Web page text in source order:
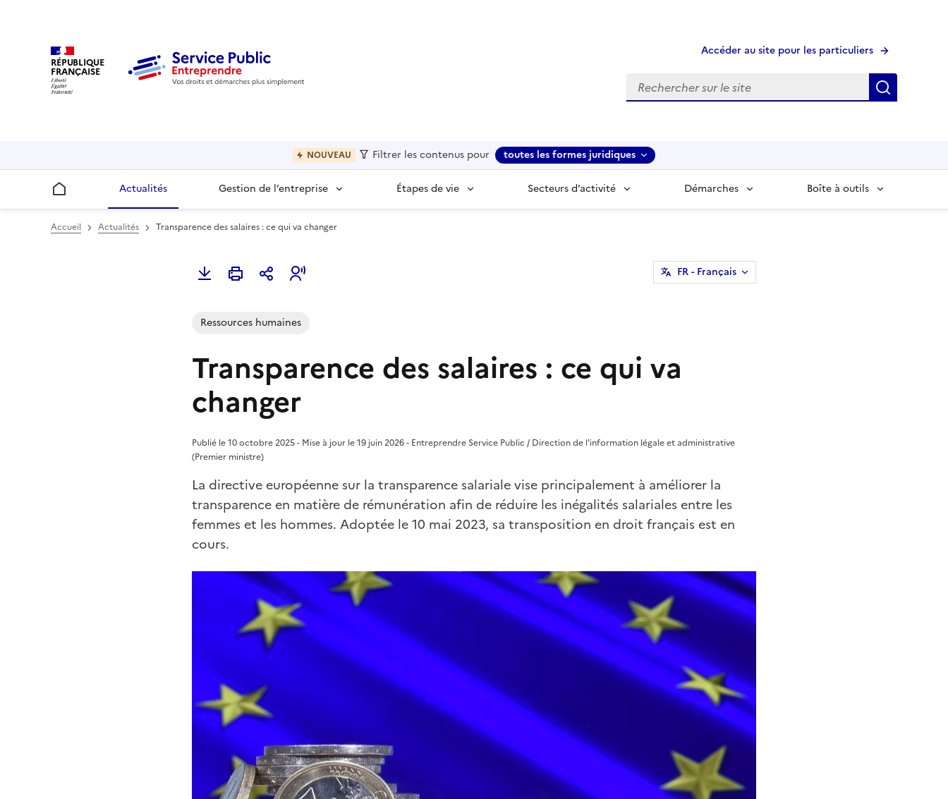
RÉPUBLIQUE
FRANÇAISE
Accéder au site pour les particuliers
Recherche
NOUVEAU Filtrer les contenus pour toutes les formes juridiques
Accueil Actualités Gestion de l’entreprise Étapes de vie Secteurs d’activité Démarches Boîte à outils
Accueil Actualités Transparence des salaires : ce qui va changer
FR- Français
Ressources humaines
Transparence des salaires : ce qui va
changer
Publié le 10 octobre 2025 - Mise à jour le 19 juin 2026 - Entreprendre Service Public / Direction de l'information légale et administrative
(Premier ministre)
La directive européenne sur la transparence salariale vise principalement à améliorer la
transparence en matière de rémunération afin de réduire les inégalités salariales entre les
femmes et les hommes. Adoptée le 10 mai 2023, sa transposition en droit français est en
cours.